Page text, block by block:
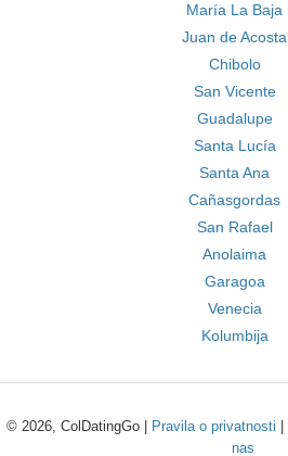
María La Baja
Juan de Acosta
Chibolo
San Vicente
Guadalupe
Santa Lucía
Santa Ana
Cañasgordas
San Rafael
Anolaima
Garagoa
Venecia
Kolumbija
© 2026, ColDatingGo | Pravila o privatnosti
nas